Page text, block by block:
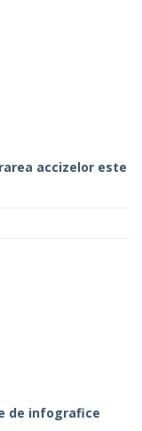
accizelor este
de infografice